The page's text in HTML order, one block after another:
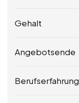
Gehalt
Angebotsende
Berufserfahrung